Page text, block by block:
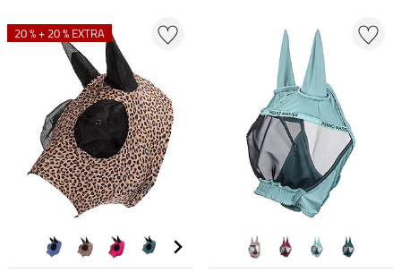
20 % + 20 % EXTRA